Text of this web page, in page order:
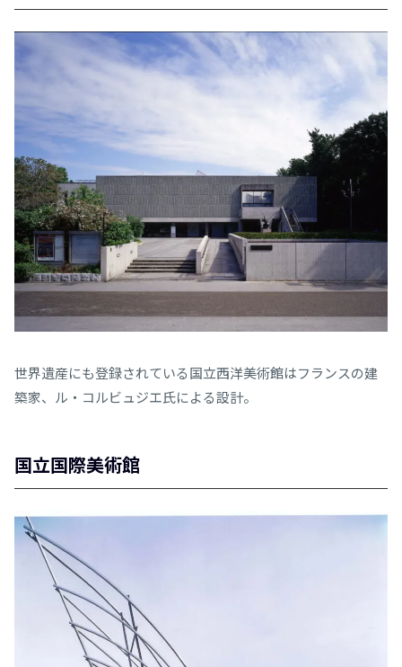
世界遺産にも登録されている国立西洋美術館はフランスの建
築家、ル・コルビュジエ氏による設計。
国立国際美術館